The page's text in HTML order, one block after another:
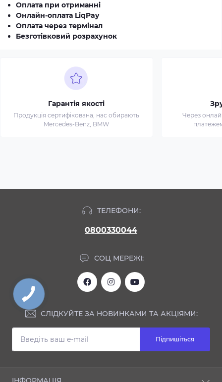
Оплата при отриманні
Онлайн-оплата LiqPay
Оплата через термінал
Безготівковий розрахунок
Гарантія якості
Продукція сертифікована, нас обирають
Mercedes-Benz, BMW
Через
ТЕЛЕФОНИ:
0800330044
СОЦ МЕРЕЖІ:
СЛІДКУЙТЕ ЗА НОВИНКАМИ ТА АКЦІЯМИ:
Підпишіться